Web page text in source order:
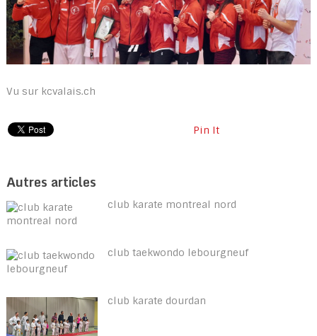
Vu sur kcvalais.ch
Pin It
Autres articles
club karate montreal nord
club taekwondo lebourgneuf
club karate dourdan